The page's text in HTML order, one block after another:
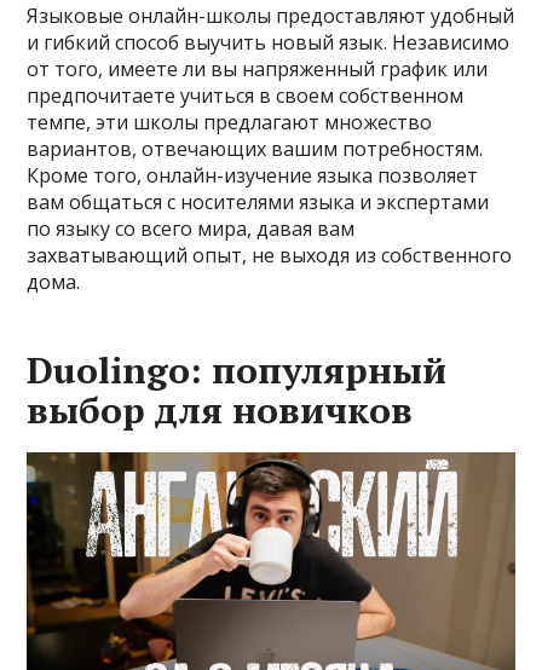
Языковые онлайн-школы предоставляют удобный
и гибкий способ выучить новый язык. Независимо
от того, имеете ли вы напряженный график или
предпочитаете учиться в своем собственном
темпе, эти школы предлагают множество
вариантов, отвечающих вашим потребностям.
Кроме того, онлайн-изучение языка позволяет
вам общаться с носителями языка и экспертами
по языку со всего мира, давая вам
захватывающий опыт, не выходя из собственного
дома.
Duolingo: популярный
выбор для новичков